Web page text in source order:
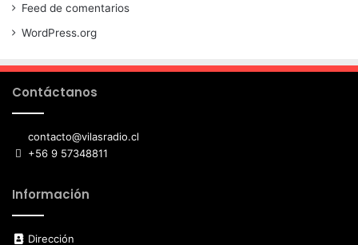
Feed de comentarios
WordPress.org
Contáctanos
contacto@vilasradio.cl
+56 9 57348811
Información
Dirección